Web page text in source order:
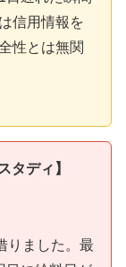
信用情報を
性とは無関
タディ】
りました。最